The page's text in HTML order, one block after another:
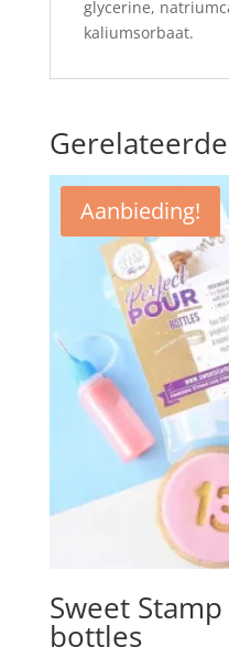
glycerine,
kaliumsorbaat.
Aanbieding!
Sweet
bottles